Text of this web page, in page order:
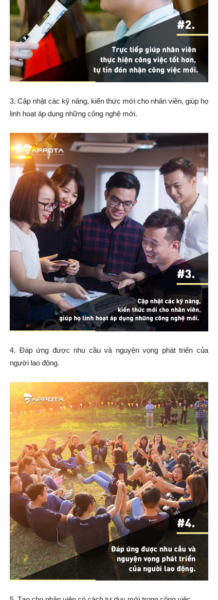
3. Cập nhật các kỹ năng, kiến thức mới cho nhân viên, giúp họ
linh hoạt áp dụng những công nghệ mới.
4. Đáp ứng được nhu cầu và nguyện vọng phát triển của
người lao động.